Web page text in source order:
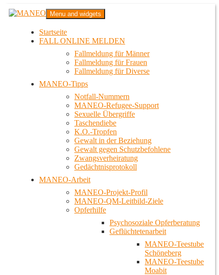
Zum
InhaltMANEO
Das schwule Anti-Gewalt-Projekt in Berlin
Menu and widgets
Startseite
FALL ONLINE MELDEN
Fallmeldung für Männer
Fallmeldung für Frauen
Fallmeldung für Diverse
MANEO-Tipps
Notfall-Nummern
MANEO-Refugee-Support
Sexuelle Übergriffe
Taschendiebe
K.O.-Tropfen
Gewalt in der Beziehung
Gewalt gegen Schutzbefohlene
Zwangsverheiratung
Gedächtnisprotokoll
MANEO-Arbeit
MANEO-Projekt-Profil
MANEO-QM-Leitbild-Ziele
Opferhilfe
Psychosoziale Opferberatung
Geflüchtetenarbeit
MANEO-Teestube
Schöneberg
MANEO-Teestube
Moabit